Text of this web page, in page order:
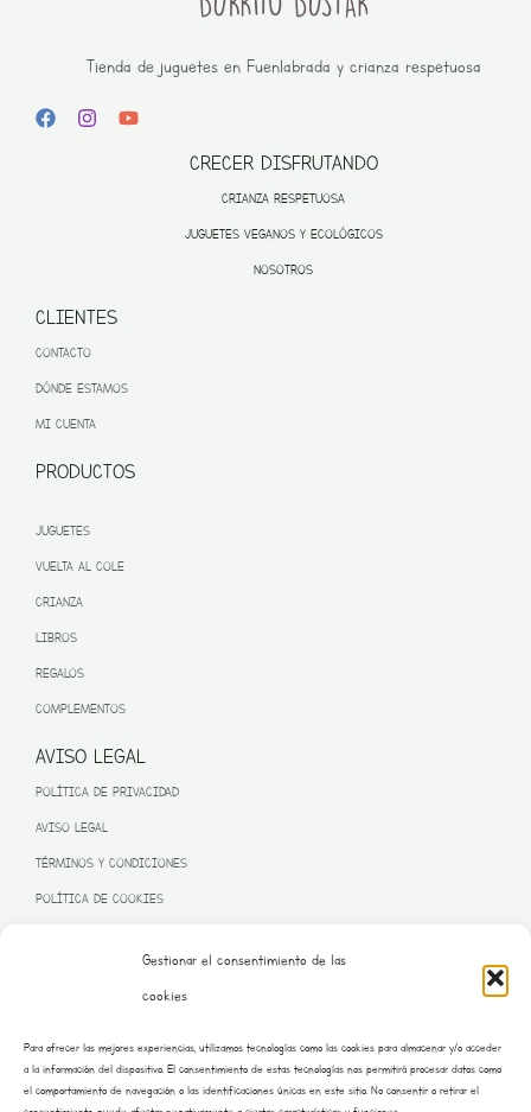
Gestionar el consentimiento de las
cookies
Para ofrecer las mejores experiencias, utilizamos tecnologías como las cookies para almacenar y/o acceder
a la información del dispositivo. El consentimiento de estas tecnologías nos permitirá procesar datos como
el comportamiento de navegación o las identificaciones únicas en este sitio. No consentir o retirar el
Tienda de juguetes en Fuenlabrada y crianza respetuosa
CRECER DISFRUTANDO
CRIANZA RESPETUOSA
JUGUETES VEGANOS Y ECOLÓGICOS
NOSOTROS
CLIENTES
CONTACTO
DÓNDE ESTAMOS
MI CUENTA
PRODUCTOS
JUGUETES
VUELTA AL COLE
CRIANZA
LIBROS
REGALOS
COMPLEMENTOS
AVISO LEGAL
POLÍTICA DE PRIVACIDAD
AVISO LEGAL
TÉRMINOS Y CONDICIONES
POLÍTICA DE COOKIES
– NEXT GENERATION EU